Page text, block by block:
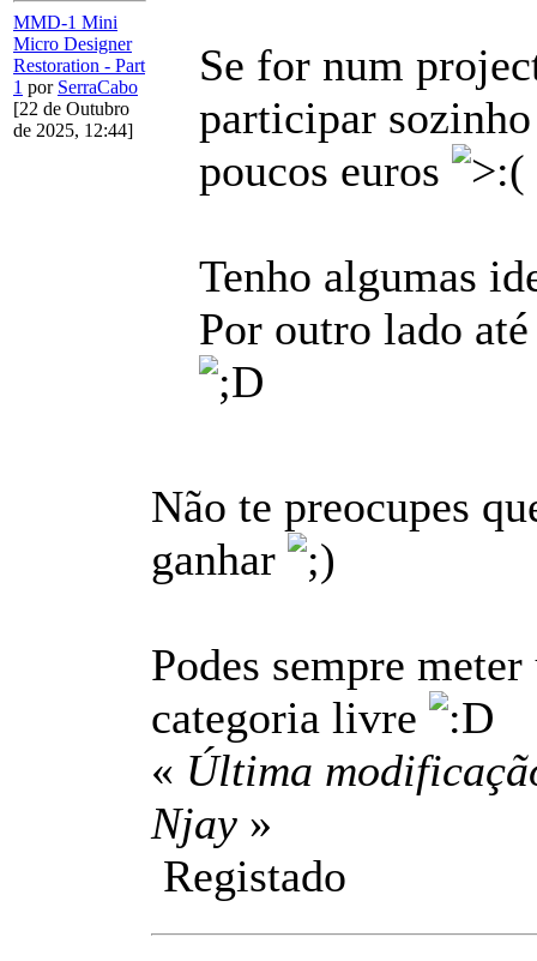
MMD-1 Mini
Micro Designer
Restoration - Part
1 por SerraCabo
[22 de Outubro
de 2025, 12:44]
Se for num
participar
poucos euros
Tenho algumas
Por outro lado
Não te preocupes
ganhar
Podes sempre
categoria livre
« Última
Njay »
Registado